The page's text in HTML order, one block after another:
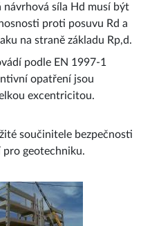
návrhová síla Hd musí být
proti posuvu Rd a
na straně základu Rp,d.
podle EN 1997-1
opatření jsou
excentricitou.
součinitele bezpečnosti
pro geotechniku.